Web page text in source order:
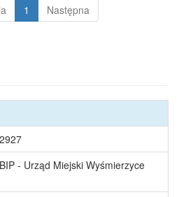
1 Następna
2927
BIP - Urząd Miejski Wyśmierzyce